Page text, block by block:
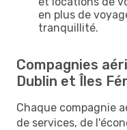
en plus de
tranquillité.
Compagnies
Dublin et Îles
Chaque compagnie
de services, de